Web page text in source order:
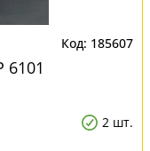
185607
6101
2 шт.